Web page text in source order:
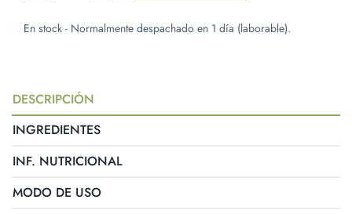
En stock - Normalmente despachado en 1 día (laborable).
DESCRIPCIÓN
INGREDIENTES
INF. NUTRICIONAL
MODO DE USO